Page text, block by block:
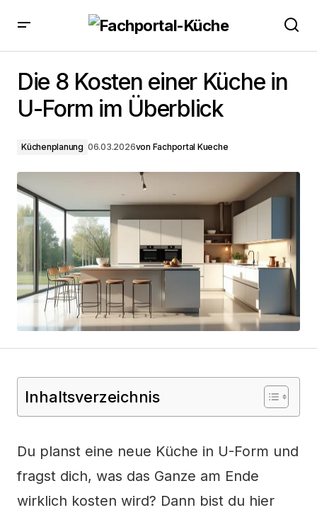
Die 8 Kosten einer Küche in
U-Form im Überblick
Küchenplanung 06.03.2026von Fachportal Kueche
Inhaltsverzeichnis
Du planst eine neue Küche in U-Form und
fragst dich, was das Ganze am Ende
wirklich kosten wird? Dann bist du hier